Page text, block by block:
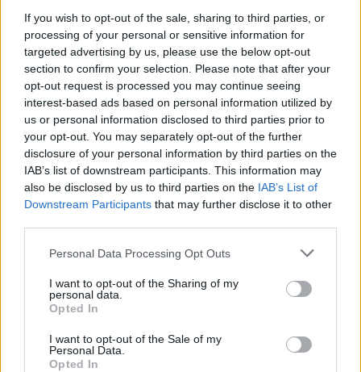
If you wish to opt-out of the sale, sharing to third parties, or
processing of your personal or sensitive information for
targeted advertising by us, please use the below opt-out
section to confirm your selection. Please note that after your
opt-out request is processed you may continue seeing
interest-based ads based on personal information utilized by
us or personal information disclosed to third parties prior to
your opt-out. You may separately opt-out of the further
disclosure of your personal information by third parties on the
IAB’s list of downstream participants. This information may
also be disclosed by us to third parties on the IAB’s List of
Downstream Participants that may further disclose it to other
Personal Data Processing Opt Outs
I want to opt-out of the Sharing of my
personal data.
Opted In
I want to opt-out of the Sale of my
Personal Data.
Opted In
8. Νίκη Βόλου 7 -7αγ.
9. Αστέρας Βλαχιώτη 6 -9αγ.
10. Ένωση Πανασπροπυργιακού 4 -6αγ.
Η 9η αγωνιστική
Τετάρτη 5 Μαΐου
13.00 Νίκη Βόλου-Επισκοπή
17.00 Ιάλυσος-Καλαμάτα
-To παιχνίδι Ρόδος-Ασπρόπυργος αναβάλλεται
λόγω covid-19.
ΣΑΝΤΟΡΙΝΗ